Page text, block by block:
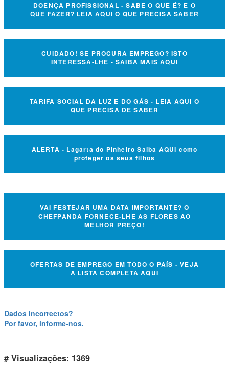
DOENÇA PROFISSIONAL - SABE O QUE É? E O
QUE FAZER? LEIA AQUI O QUE PRECISA SABER
CUIDADO! SE PROCURA EMPREGO? ISTO
INTERESSA-LHE - SAIBA MAIS AQUI
TARIFA SOCIAL DA LUZ E DO GÁS - LEIA AQUI O
QUE PRECISA DE SABER
ALERTA - Lagarta do Pinheiro Saiba AQUI como
proteger os seus filhos
VAI FESTEJAR UMA DATA IMPORTANTE? O
CHEFPANDA FORNECE-LHE AS FLORES AO
MELHOR PREÇO!
OFERTAS DE EMPREGO EM TODO O PAÍS - VEJA
A LISTA COMPLETA AQUI
Dados incorrectos?
Por favor, informe-nos.
# Visualizações: 1369